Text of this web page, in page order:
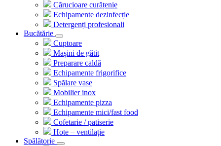
Cărucioare curățenie
Echipamente dezinfecție
Detergenți profesionali
Bucătărie
Cuptoare
Mașini de gătit
Preparare caldă
Echipamente frigorifice
Spălare vase
Mobilier inox
Echipamente pizza
Echipamente mici/fast food
Cofetarie / patiserie
Hote – ventilație
Spălătorie